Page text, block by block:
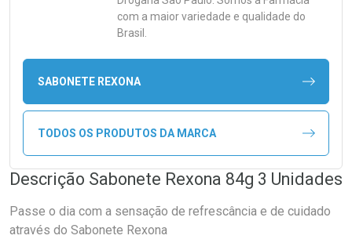
com a maior variedade e qualidade do
Brasil.
SABONETE REXONA
TODOS OS PRODUTOS DA MARCA
Descrição Sabonete Rexona 84g 3 Unidades
Passe o dia com a sensação de refrescância e de cuidado
através do Sabonete Rexona